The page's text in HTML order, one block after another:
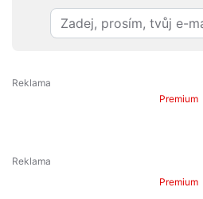
Premium
Premium